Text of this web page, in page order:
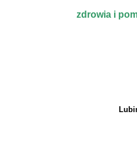
zdrowia i